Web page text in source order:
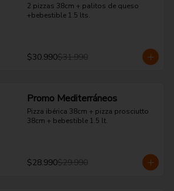
2 pizzas 38cm + palitos de queso
+bebestible 1.5 lts.
$30.990$31.990
Promo Mediterráneos
Pizza ibérica 38cm + pizza prosciutto
38cm + bebestible 1.5 lt.
$28.990$29.990